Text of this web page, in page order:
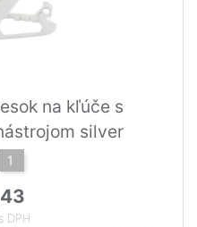
na kľúče s
silver
1
DPH